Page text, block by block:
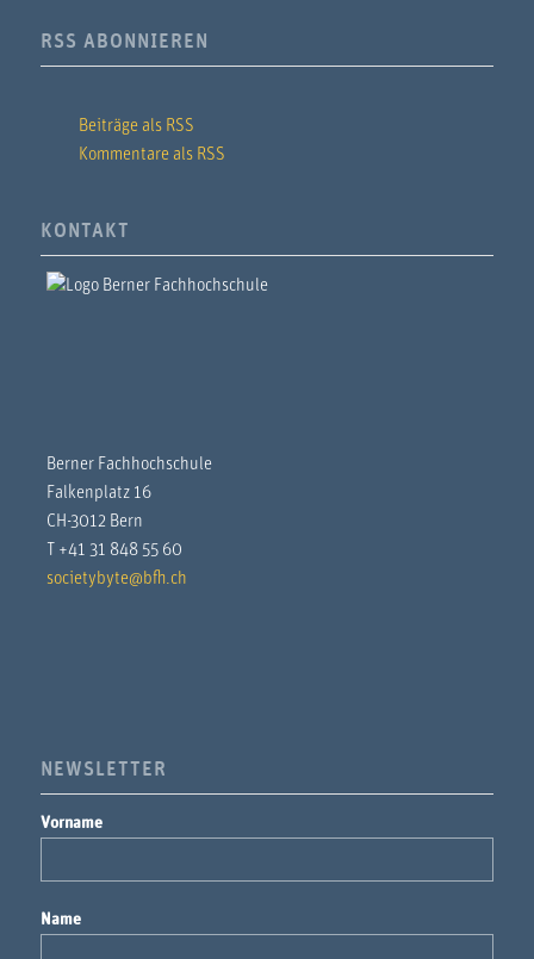
RSS ABONNIEREN
Beiträge als RSS
Kommentare als RSS
KONTAKT
Berner Fachhochschule
Falkenplatz 16
CH-3012 Bern
T +41 31 848 55 60
societybyte@bfh.ch
NEWSLETTER
Vorname
Name